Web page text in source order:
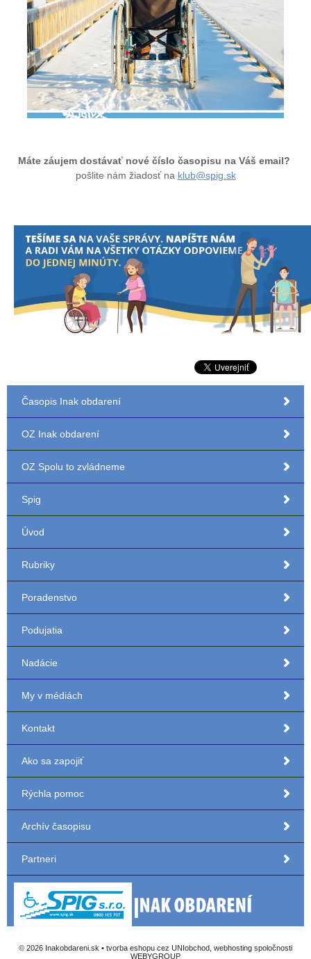
Máte záujem dostávať nové číslo časopisu na Váš email?
pošlite nám žiadosť na klub@spig.sk
Časopis Inak obdarení
OZ Inak obdarení
OZ Spolu to zvládneme
Spig
Úvod
Rubriky
Poradenstvo
Podujatia
Nadácie
My v médiách
Kontakt
Ako sa zapojiť
Rýchla pomoc
Archív časopisu
Partneri
© 2026 Inakobdareni.sk • tvorba eshopu cez UNIobchod webhosting spoločnosti
WEBYGROUP